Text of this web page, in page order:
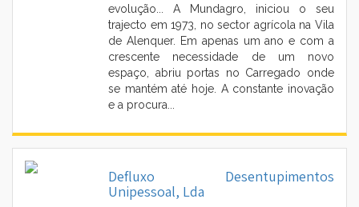
evolução... A Mundagro, iniciou o seu
trajecto em 1973, no sector agrícola na Vila
de Alenquer. Em apenas um ano e com a
crescente necessidade de um novo
espaço, abriu portas no Carregado onde
se mantém até hoje. A constante inovação
e a procura...
Defluxo Desentupimentos
Unipessoal, Lda